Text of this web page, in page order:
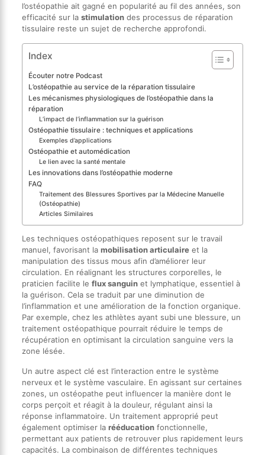
l’ostéopathie ait gagné en popularité au fil des années, son
efficacité sur la stimulationdes processus de réparation
tissulaire reste un sujet de recherche approfondi.
Index
Écouter notre Podcast
L’ostéopathie au service de la réparation tissulaire
Les mécanismes physiologiques de l’ostéopathie dans la
réparation
L’impact de l’inflammation sur la guérison
Ostéopathie tissulaire : techniques et applications
Exemples d’applications
Ostéopathie et automédication
Le lien avec la santé mentale
Les innovations dans l’ostéopathie moderne
FAQ
Traitement des Blessures Sportives par la Médecine Manuelle
(Ostéopathie)
Articles Similaires
Les techniques ostéopathiques reposent sur le travail
manuel, favorisant la mobilisation articulaireet la
manipulation des tissus mous afin d’améliorer leur
circulation. En réalignant les structures corporelles, le
praticien facilite le flux sanguinet lymphatique, essentiel à
la guérison. Cela se traduit par une diminution de
l’inflammation et une amélioration de la fonction organique.
Par exemple, chez les athlètes ayant subi une blessure, un
traitement ostéopathique pourrait réduire le temps de
récupération en optimisant la circulation sanguine vers la
zone lésée.
Un autre aspect clé est l’interaction entre le système
nerveux et le système vasculaire. En agissant sur certaines
zones, un ostéopathe peut influencer la manière dont le
corps perçoit et réagit à la douleur, régulant ainsi la
réponse inflammatoire. Un traitement approprié peut
également optimiser la rééducationfonctionnelle,
permettant aux patients de retrouver plus rapidement leurs
capacités. La combinaison de différentes techniques